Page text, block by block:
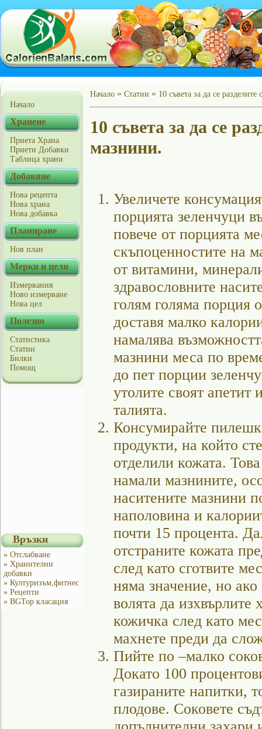
Начало
Хранене
Приета Храна
Приети Добавки
Таблица храни
Добавяне
Нова рецепта
Нова храна
Нова добавка
Планиране
Нов план
Мерки и цели
Измервания
Ново измерване
Нова цел
Полезно
Статистика
Статии
Билки
Помощ
Връзки
» Отслабване
» Хранителни
добавки
» Културизъм,фитнес
» Рецепти
» BGTop класация
Начало » Статии » 10 съвета за да се
10 съвета за да се
мазнини.
Увеличете
порцията зеленчуци
повече от порцията
скъпоценностите на
от витамини,
здравословните
голям голяма порция
доставя малко
намалява
мазнини меса по
до пет порции
утолите своят апетит
талията.
Консумирайте
продукти, на който сте
отделили кожата.
намали мазнините,
наситените мазнини
наполовина и
почти 15 процента.
отстраните кожата
след като сготвите
няма значение, но ако
волята да изхвърлите
кожичка след като
махнете преди да
Пийте по –малко
Докато 100
газираните напитки,
плодове. Соковете